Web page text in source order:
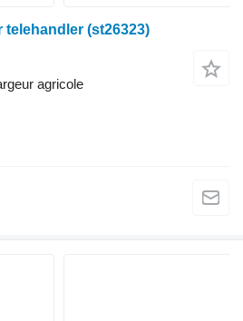
telehandler (st26323)
agricole